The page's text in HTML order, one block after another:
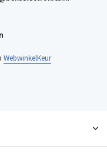
WebwinkelKeur